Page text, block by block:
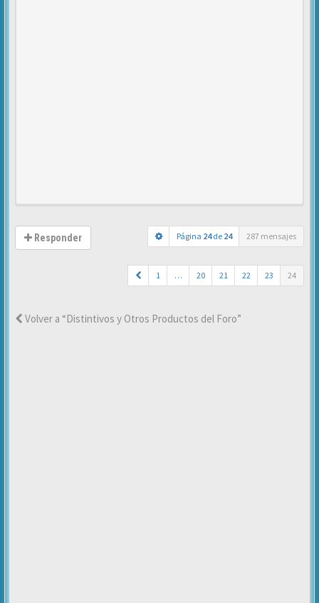
Responder Página 24de 24 287 mensajes
1 … 20 21 22 23 24
Volver a “Distintivos y Otros Productos del Foro”